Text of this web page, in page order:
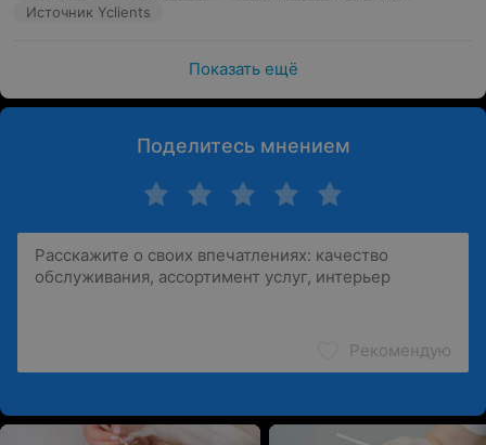
Источник Yclients
Показать ещё
Поделитесь мнением
Рекомендую